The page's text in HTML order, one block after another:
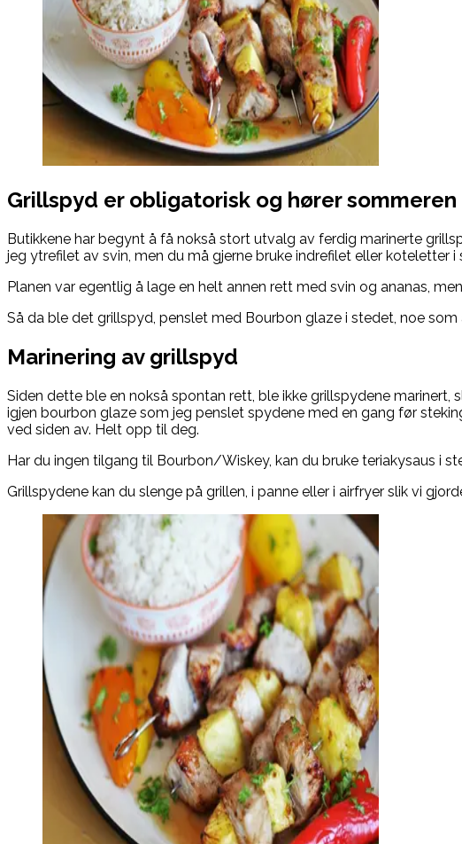
Grillspyd er obligatorisk og hører
Butikkene har begynt å få nokså stort utvalg av ferdig marinerte
jeg ytrefilet av svin, men du må gjerne bruke indrefilet eller koteletter i
Planen var egentlig å lage en helt annen rett med svin og ananas,
Så da ble det grillspyd, penslet med Bourbon glaze i stedet, noe
Marinering av grillspyd
Siden dette ble en nokså spontan rett, ble ikke grillspydene
igjen bourbon glaze som jeg penslet spydene med en gang før
ved siden av. Helt opp til deg.
Har du ingen tilgang til Bourbon/Wiskey, kan du bruke teriakysaus i
Grillspydene kan du slenge på grillen, i panne eller i airfryer slik vi